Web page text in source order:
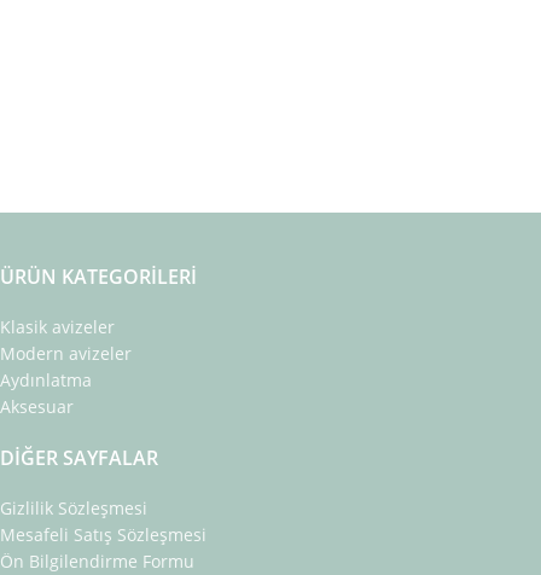
ÜRÜN KATEGORILERI
Klasik avizeler
Modern avizeler
Aydınlatma
Aksesuar
DIĞER SAYFALAR
Gizlilik Sözleşmesi
Mesafeli Satış Sözleşmesi
Ön Bilgilendirme Formu